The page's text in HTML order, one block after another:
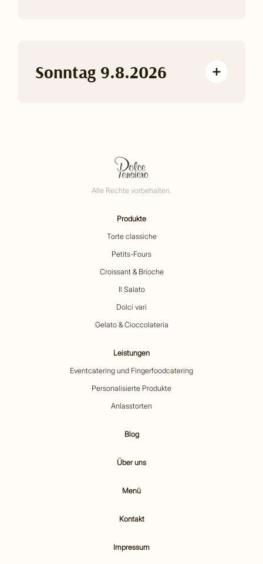
Sonntag 9.8.2026
Alle Rechte vorbehalten.
Produkte
Torte classiche
Petits-Fours
Croissant & Brioche
Il Salato
Dolci vari
Gelato & Cioccolateria
Leistungen
Eventcatering und Fingerfoodcatering
Personalisierte Produkte
Anlasstorten
Blog
Über uns
Menü
Kontakt
Impressum